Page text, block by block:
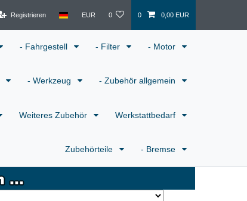
Registrieren EUR 0 0 0,00 EUR
- Fahrgestell - Filter - Motor
- Werkzeug - Zubehör allgemein
Weiteres Zubehör Werkstattbedarf
Zubehörteile - Bremse